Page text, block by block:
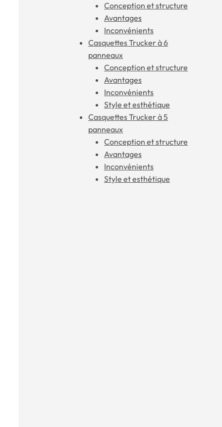
Conception et structure
Avantages
Inconvénients
Casquettes Trucker à 6
panneaux
Conception et structure
Avantages
Inconvénients
Style et esthétique
Casquettes Trucker à 5
panneaux
Conception et structure
Avantages
Inconvénients
Style et esthétique